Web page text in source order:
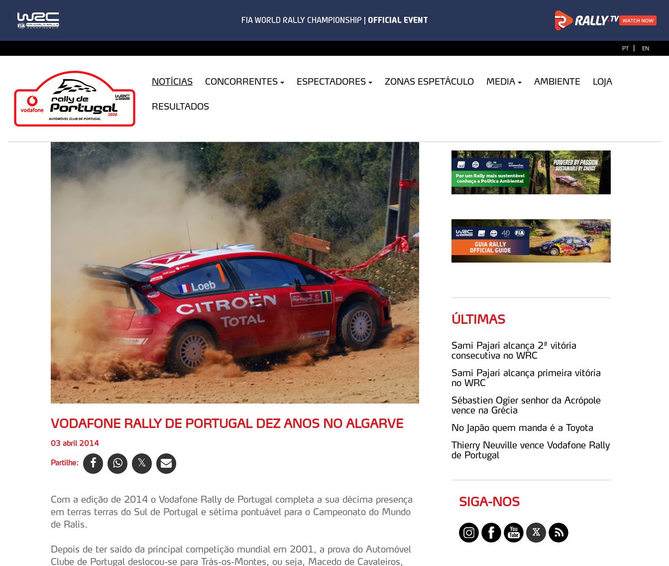
PT | EN
NOTÍCIAS CONCORRENTES ESPECTADORES ZONAS ESPETÁCULO MEDIA AMBIENTE LOJA
RESULTADOS
VODAFONE RALLY DE PORTUGAL DEZ ANOS NO ALGARVE
03 abril 2014
Partilhe:
Com a edição de 2014 o Vodafone Rally de Portugal completa a sua décima presença
em terras terras do Sul de Portugal e sétima pontuável para o Campeonato do Mundo
de Ralis.
Depois de ter saído da principal competição mundial em 2001, a prova do Automóvel
Clube de Portugal deslocou-se para Trás-os-Montes, ou seja, Macedo de Cavaleiros,
ÚLTIMAS
Sami Pajari alcança 2ª vitória
consecutiva no WRC
Sami Pajari alcança primeira vitória
no WRC
Sébastien Ogier senhor da Acrópole
vence na Grécia
No Japão quem manda é a Toyota
Thierry Neuville vence Vodafone Rally
de Portugal
SIGA-NOS